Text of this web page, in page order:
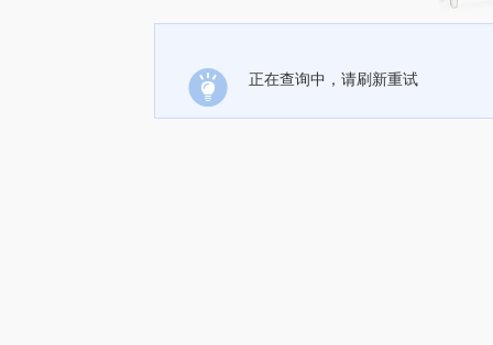
正在查询中，请刷新重试